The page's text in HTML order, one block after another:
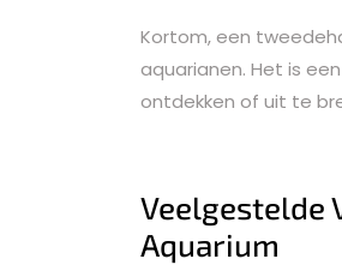
Kortom, een
aquarianen. Het is
ontdekken of uit te
Veelgestelde
Aquarium